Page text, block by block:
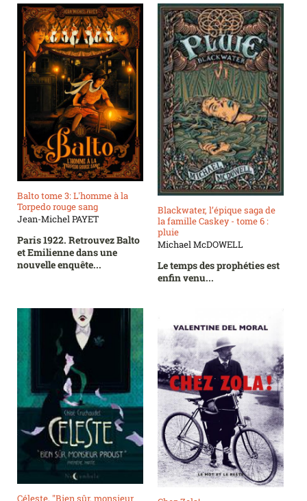
Balto tome 3: L'homme à la
Torpedo rouge sang
Jean-Michel PAYET
Paris 1922. Retrouvez Balto
et Emilienne dans une
nouvelle enquête...
Blackwater, l’épique saga de
la famille Caskey - tome 6 :
pluie
Michael McDOWELL
Le temps des prophéties est
enfin venu...
Céleste, "Bien sûr, monsieur